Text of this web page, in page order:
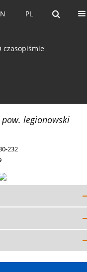
PL PL
EN
czasopiśmie
legionowski
232